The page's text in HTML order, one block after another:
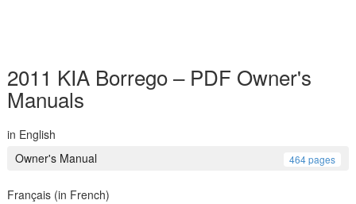
2011 KIA Borrego – PDF Owner's
Manuals
in English
Owner's Manual
464 pages
Français (in French)